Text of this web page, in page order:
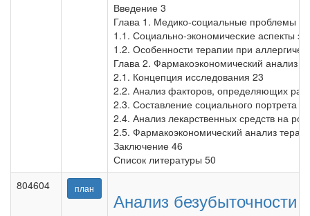
Введение 3
Глава 1. Медико-социальные проблемы
1.1. Социально-экономические аспекты
1.2. Особенности терапии при
Глава 2. Фармакоэкономический анализ
2.1. Концепция исследования 23
2.2. Анализ факторов, определяющих
2.3. Составление социального портрета
2.4. Анализ лекарственных средств на
2.5. Фармакоэкономический анализ
Заключение 46
Список литературы 50
804604
план
Анализ безубыточности